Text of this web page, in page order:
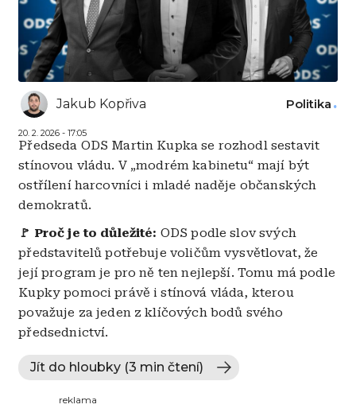
Jakub Kopřiva
20. 2. 2026 - 17:05
Politika
Předseda ODS Martin Kupka se rozhodl sestavit
stínovou vládu. V „modrém kabinetu“ mají být
ostřílení harcovníci i mladé naděje občanských
demokratů.
🚩 Proč je to důležité: ODS podle slov svých
představitelů potřebuje voličům vysvětlovat, že
její program je pro ně ten nejlepší. Tomu má podle
Kupky pomoci právě i stínová vláda, kterou
považuje za jeden z klíčových bodů svého
předsednictví.
Jít do hloubky (3 min čtení)
reklama